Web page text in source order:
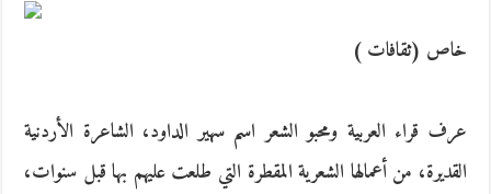
خاص (ثقافات )
عرف قراء العربية ومحبو الشعر اسم سهير الداود، الشاعرة الأردنية
القديرة، من أعمالها الشعرية المقطرة التي طلعت عليهم بها قبل سنوات،